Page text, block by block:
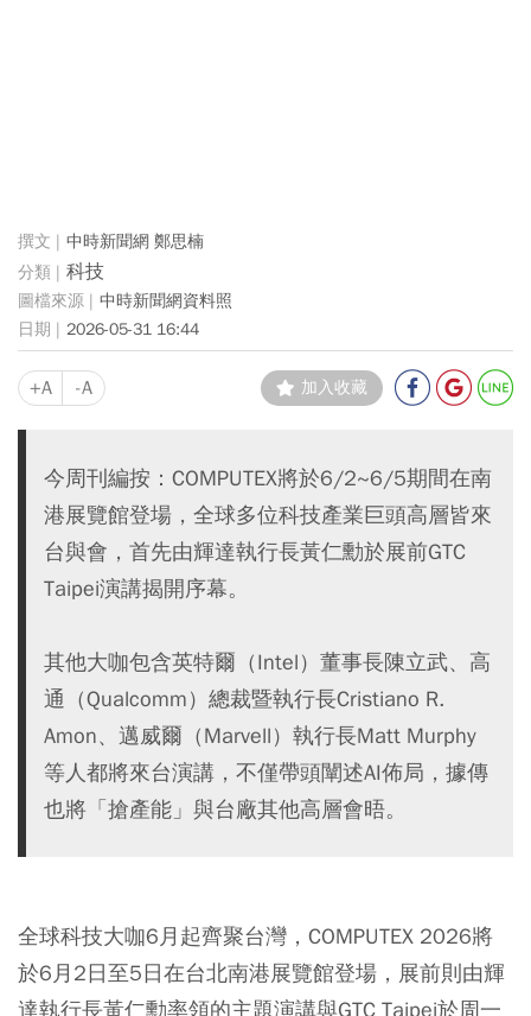
中時新聞網 鄭思楠
科技
中時新聞網資料照
2026-05-31 16:44
+A -A 加入收藏
今周刊編按：COMPUTEX將於6/2~6/5期間在南
港展覽館登場，全球多位科技產業巨頭高層皆來
台與會，首先由輝達執行長黃仁勳於展前GTC
Taipei演講揭開序幕。
其他大咖包含英特爾（Intel）董事長陳立武、高
通（Qualcomm）總裁暨執行長Cristiano R.
Amon、邁威爾（Marvell）執行長Matt Murphy
等人都將來台演講，不僅帶頭闡述AI佈局，據傳
也將「搶產能」與台廠其他高層會晤。
全球科技大咖6月起齊聚台灣，COMPUTEX 2026將
於6月2日至5日在台北南港展覽館登場，展前則由輝
達執行長黃仁勳率領的主題演講與GTC Taipei於周一